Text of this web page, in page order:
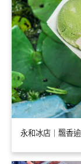
永和冰店｜飄香